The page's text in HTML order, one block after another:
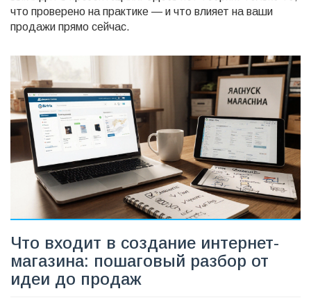
что проверено на практике — и что влияет на ваши
продажи прямо сейчас.
Что входит в создание интернет-
магазина: пошаговый разбор от
идеи до продаж